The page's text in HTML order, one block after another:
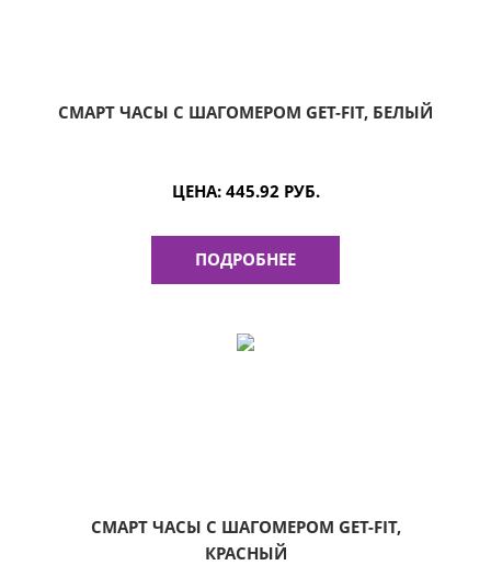
СМАРТ ЧАСЫ С ШАГОМЕРОМ GET-FIT, БЕЛЫЙ
ЦЕНА:445.92 РУБ.
ПОДРОБНЕЕ
СМАРТ ЧАСЫ С ШАГОМЕРОМ GET-FIT,
КРАСНЫЙ